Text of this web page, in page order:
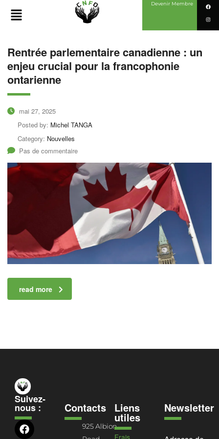
Devenir Membre
Rentrée parlementaire canadienne : un
enjeu crucial pour la francophonie
ontarienne
mai 27, 2025
Posted by: Michel TANGA
Category: Nouvelles
Pas de commentaire
read more
Suivez-
nous : Contacts
925 Albion
Liens
utiles
Newsletter